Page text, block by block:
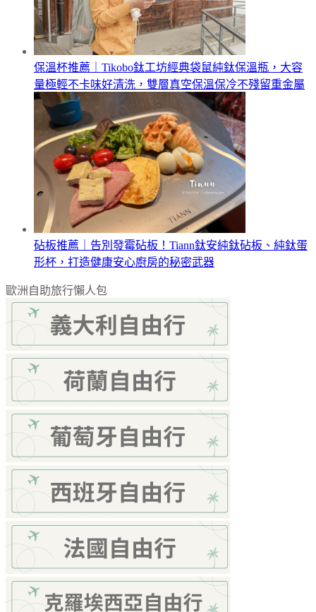
保溫杯推薦｜Tikobo鈦工坊經典袋鼠純鈦保溫瓶，大容
量極輕不卡味好清洗，雙層真空保溫保冷不殘留重金屬
砧板推薦｜告別發霉砧板！Tiann鈦安純鈦砧板、純鈦蛋
形杯，打造健康安心廚房的秘密武器
歐洲自助旅行懶人包